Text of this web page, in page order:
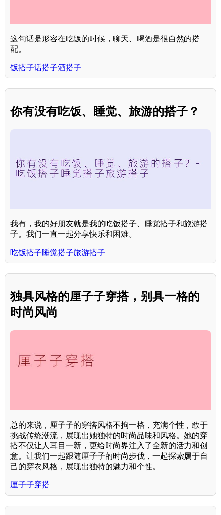
这句话是形容在吃饭的时候，聊天、喝酒是很自然的搭
配。
饭搭子话搭子酒搭子
你有没有吃饭、睡觉、旅游的搭子？
我有，我的好朋友就是我的吃饭搭子、睡觉搭子和旅游搭
子。我们一直一起分享快乐和困难。
吃饭搭子睡觉搭子旅游搭子
独具风格的厘子子穿搭，别具一格的
时尚风尚
总的来说，厘子子的穿搭风格不拘一格，充满个性，敢于
挑战传统潮流，展现出她独特的时尚品味和风格。她的穿
搭不仅让人耳目一新，更给时尚界注入了全新的活力和创
意。让我们一起跟随厘子子的时尚步伐，一起探索属于自
己的穿衣风格，展现出独特的魅力和个性。
厘子子穿搭